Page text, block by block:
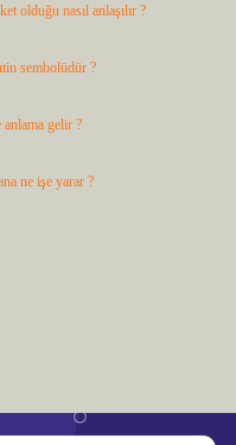
olduğu nasıl anlaşılır ?
sembolüdür ?
anlama gelir ?
ne işe yarar ?